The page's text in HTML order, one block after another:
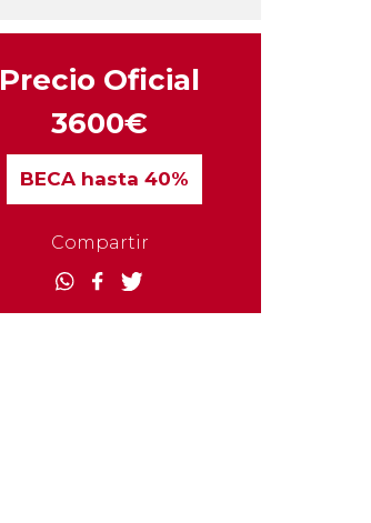
Precio Oficial
3600€
BECAhasta 40%
Compartir